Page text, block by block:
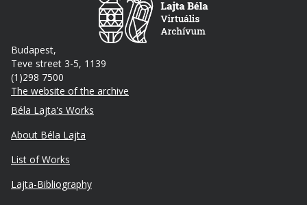
Budapest,
Teve street 3-5, 1139
(1)298 7500
The website of the archive
Footer
Béla Lajta's Works
About Béla Lajta
List of Works
Lajta-Bibliography